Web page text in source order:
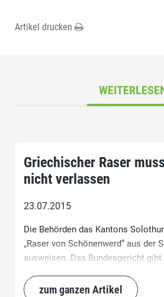
Artikel drucken
Griechischer Raser
nicht verlassen
23.07.2015
Die Behörden das Kantons
„Raser von Schönenwerd“ aus der
ausweisen. Das Bundesgericht gibt
Niederlassungsbewilligung nicht zu
zum ganzen Artikel